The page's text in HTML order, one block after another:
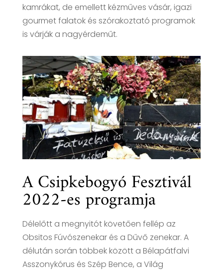
kamrákat, de emellett kézműves vásár, igazi
gourmet falatok és szórakoztató programok
is várják a nagyérdeműt.
A Csipkebogyó Fesztivál
2022-es programja
Délelőtt a megnyitót követően fellép az
Obsitos Fúvószenekar és a Dűvő zenekar. A
délután során többek között a Bélapátfalvi
Asszonykórus és Szép Bence, a Világ